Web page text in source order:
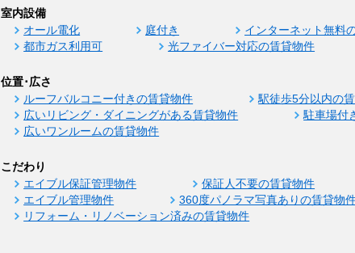
室内設備
オール電化 庭付き インターネット無料
都市ガス利用可
光ファイバー対応の賃貸物件
位置･広さ
ルーフバルコニー付きの賃貸物件 駅徒歩5分以内の
広いリビング・ダイニングがある賃貸物件
駐車場付
広いワンルームの賃貸物件
こだわり
エイブル保証管理物件 保証人不要の賃貸物件
エイブル管理物件
360度パノラマ写真ありの賃貸物
リフォーム・リノベーション済みの賃貸物件